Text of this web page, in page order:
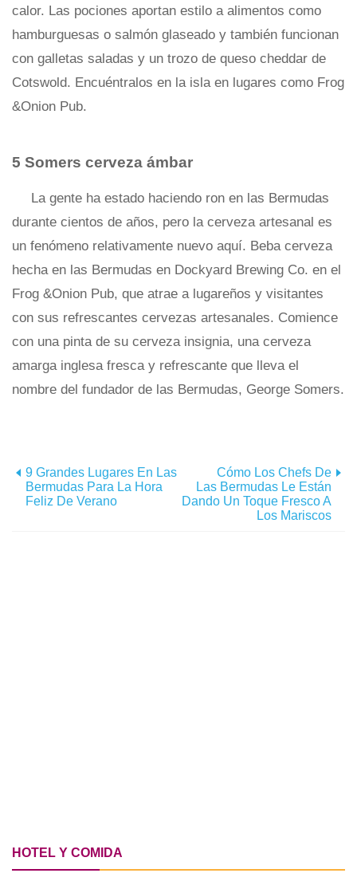
calor. Las pociones aportan estilo a alimentos como
hamburguesas o salmón glaseado y también funcionan
con galletas saladas y un trozo de queso cheddar de
Cotswold. Encuéntralos en la isla en lugares como Frog
&Onion Pub.
5 Somers cerveza ámbar
La gente ha estado haciendo ron en las Bermudas
durante cientos de años, pero la cerveza artesanal es
un fenómeno relativamente nuevo aquí. Beba cerveza
hecha en las Bermudas en Dockyard Brewing Co. en el
Frog &Onion Pub, que atrae a lugareños y visitantes
con sus refrescantes cervezas artesanales. Comience
con una pinta de su cerveza insignia, una cerveza
amarga inglesa fresca y refrescante que lleva el
nombre del fundador de las Bermudas, George Somers.
9 Grandes Lugares En Las
Bermudas Para La Hora
Feliz De Verano
Cómo Los Chefs De
Las Bermudas Le Están
Dando Un Toque Fresco A
Los Mariscos
HOTEL Y COMIDA